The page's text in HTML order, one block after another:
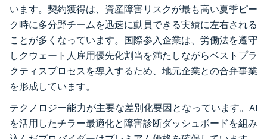
います。契約獲得は、資産障害リスクが最も高い夏季ピー
ク時に多分野チームを迅速に動員できる実績に左右される
ことが多くなっています。国際参入企業は、労働法を遵守
しクウェート人雇用優先化割当を満たしながらベストプラ
クティスプロセスを導入するため、地元企業との合弁事業
を形成しています。
テクノロジー能力が主要な差別化要因となっています。AI
を活用したチラー最適化と障害診断ダッシュボードを組み